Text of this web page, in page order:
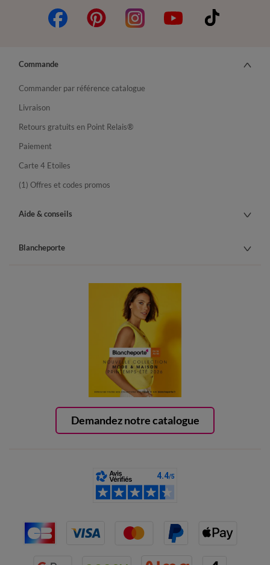
Demandez notre catalogue
Commande
Commander par référence catalogue
Livraison
Retours gratuits en Point Relais®
Paiement
Carte 4 Etoiles
(1) Offres et codes promos
Aide & conseils
Blancheporte